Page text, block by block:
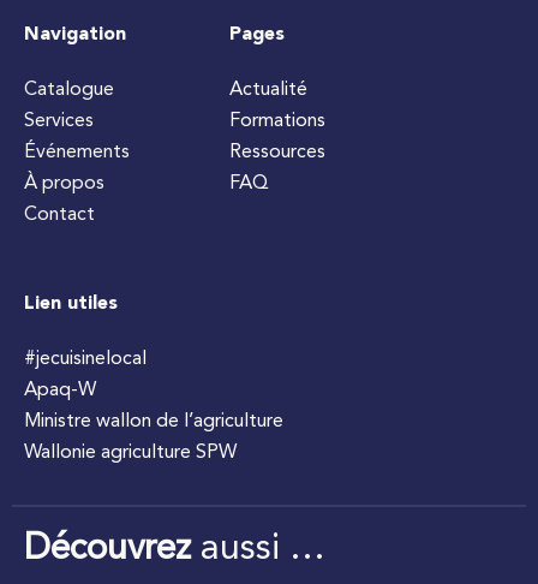
Navigation
Catalogue
Services
Événements
À propos
Contact
Pages
Actualité
Formations
Ressources
FAQ
Lien utiles
#jecuisinelocal
Apaq-W
Ministre wallon de l’agriculture
Wallonie agriculture SPW
Découvrezaussi …